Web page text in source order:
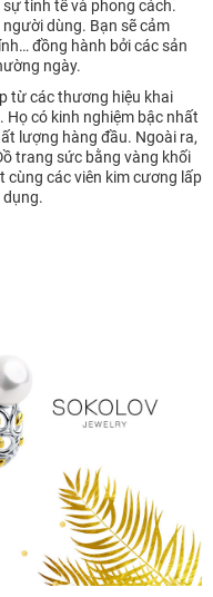
tinh tế và phong cách.
dùng. Bạn sẽ cảm
đồng hành bởi các sản
ngày.
từ các thương hiệu khai
có kinh nghiệm bậc nhất
lượng hàng đầu. Ngoài ra,
trang sức bằng vàng khối
cùng các viên kim cương lấp
dụng.